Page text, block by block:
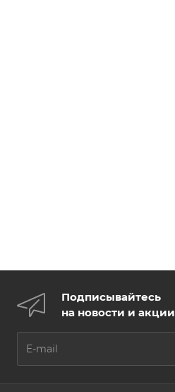
Подписывайтесь
на новости и акции